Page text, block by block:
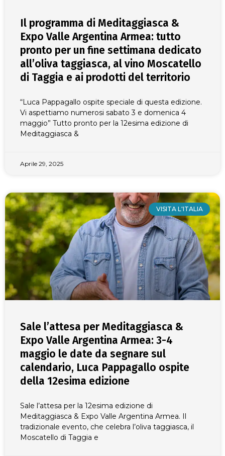
Il programma di Meditaggiasca &
Expo Valle Argentina Armea: tutto
pronto per un fine settimana dedicato
all’oliva taggiasca, al vino Moscatello
di Taggia e ai prodotti del territorio
“Luca Pappagallo ospite speciale di questa edizione.
Vi aspettiamo numerosi sabato 3 e domenica 4
maggio” Tutto pronto per la 12esima edizione di
Meditaggiasca &
Aprile 29, 2025
VISITA L'ITALIA
Sale l’attesa per Meditaggiasca &
Expo Valle Argentina Armea: 3-4
maggio le date da segnare sul
calendario, Luca Pappagallo ospite
della 12esima edizione
Sale l’attesa per la 12esima edizione di
Meditaggiasca & Expo Valle Argentina Armea. Il
tradizionale evento, che celebra l’oliva taggiasca, il
Moscatello di Taggia e